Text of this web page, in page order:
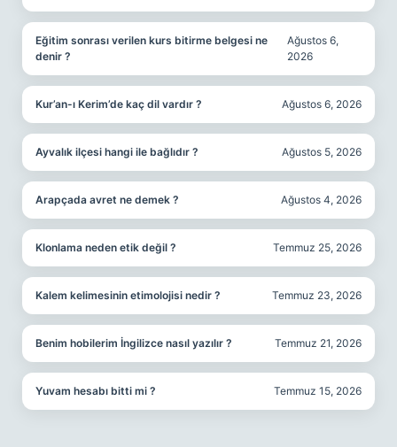
Eğitim sonrası verilen kurs bitirme belgesi ne
denir ?
Ağustos 6,
2026
Kur’an-ı Kerim’de kaç dil vardır ? Ağustos 6, 2026
Ayvalık ilçesi hangi ile bağlıdır ? Ağustos 5, 2026
Arapçada avret ne demek ? Ağustos 4, 2026
Klonlama neden etik değil ? Temmuz 25, 2026
Kalem kelimesinin etimolojisi nedir ? Temmuz 23, 2026
Benim hobilerim İngilizce nasıl yazılır ? Temmuz 21, 2026
Yuvam hesabı bitti mi ? Temmuz 15, 2026